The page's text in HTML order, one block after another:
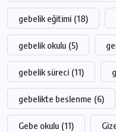
gebelik eğitimi (18)
gebelik okulu (5)
gebelik süreci (11)
gebelikte beslenme (6)
Gebe okulu (11)